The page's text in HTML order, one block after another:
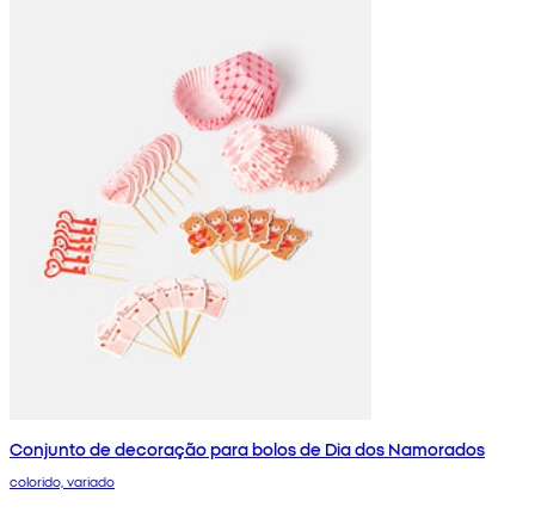
Conjunto de decoração para bolos de Dia dos Namorados
colorido, variado